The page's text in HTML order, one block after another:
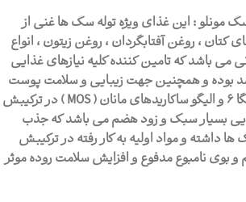
مونلو : این غذای ویژه توله سگ ها غنی از
، روغن آفتابگردان ، روغن زیتون ، انواع
می باشد که تامین کننده کلیه نیازهای غذایی
بوده و همچنین جهت زیبایی و سلامت پوست
و موی آنها از امگا 3 ، امگا 6 و الیگو ساکاریدهای مانان ( MOS ) در ترکیبش
بسیار سبک و زود هضم می باشد که جذب
داشته و مواد اولیه به کار رفته در ترکیبش
نامبوع مدفوع و افزایش سلامت روده موثر